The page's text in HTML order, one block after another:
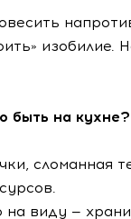
изобилие.
быть на кухне?
сломанная
виду —